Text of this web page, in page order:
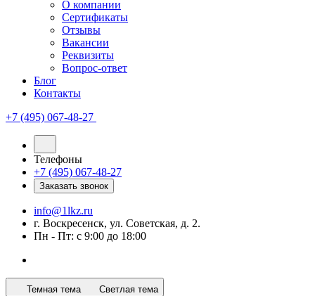
О компании
Сертификаты
Отзывы
Вакансии
Реквизиты
Вопрос-ответ
Блог
Контакты
+7 (495) 067-48-27
Телефоны
+7 (495) 067-48-27
Заказать звонок
info@1lkz.ru
г. Воскресенск, ул. Советская, д. 2.
Пн - Пт: с 9:00 до 18:00
Темная тема Светлая тема